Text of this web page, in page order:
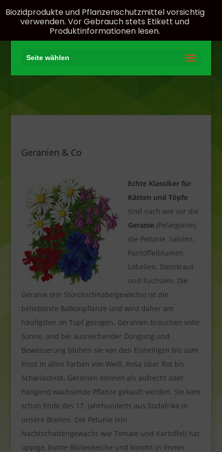
Seite wählen
Geranien & Co
Echte Klassiker für
Kästen und Töpfe
sind nach wie vor die
Geranie (Pelargonie),
die Petunie, Salvien,
Pantoffelblumen,
Lobelien, Steinkraut
und Fuchsien. Die
Geranie (ein Storchschnabelgewächs) ist die
beliebteste Balkonpflanze und wird daher am
häufigsten im Topf gezogen. Geranien brauchen volle
Sonne, und bei ausreichender Düngung und
Bewässerung blühen sie von den Eisheiligen bis zum
Frost in allen Farben von Weiß, Rosa über Rot bis
Scharlachrot. Geranien können als aufrecht oder
hängend wachsende Pflanze gekauft werden. Sie kam
schon Ende des 17. Jahrhunderts aus Südafrika in
unsere Breiten. Die Petunie (ein
Nachtschattengewächs wie Tomate und Kartoffel) hat
üppige, bunte Blütenkelche und kommt in immer
Biozidprodukte und Pflanzenschutzmittel vorsichtig
verwenden. Vor Gebrauch stets Etikett und
Produktinformationen lesen.